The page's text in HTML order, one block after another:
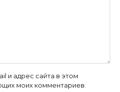
и адрес сайта в этом
моих комментариев.